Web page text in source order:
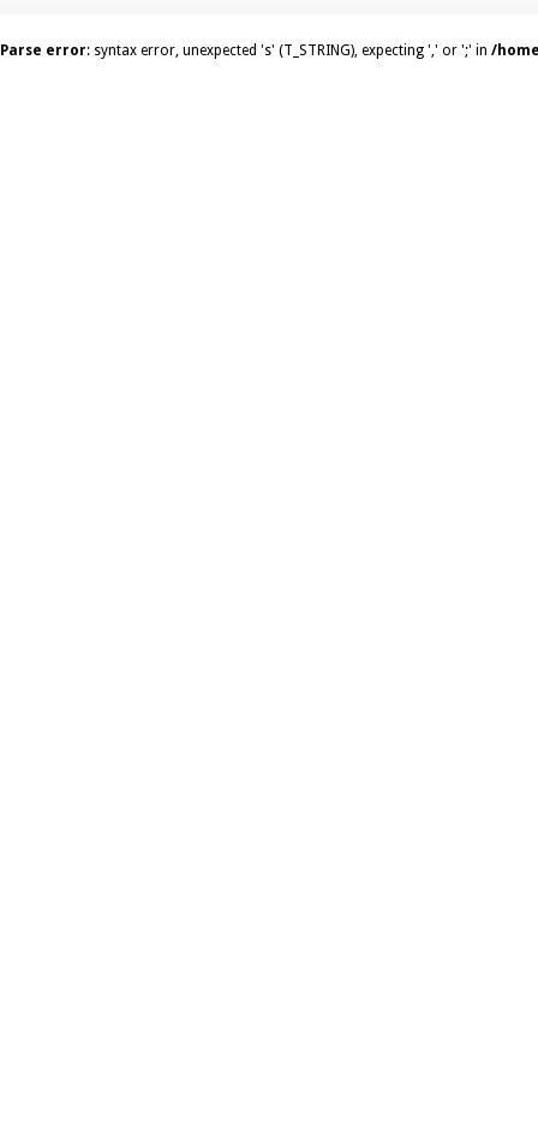
Parse error: syntax error, unexpected 's' (T_STRING), expecting ',' or ';' in /